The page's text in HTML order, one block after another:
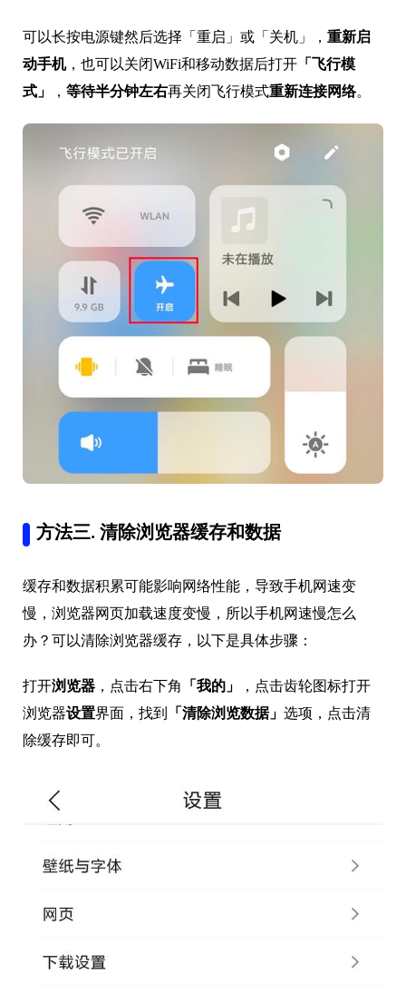
可以长按电源键然后选择「重启」或「关机」， 重新启
动手机，也可以关闭WiFi和移动数据后打开 「飞行模
式」
， 等待半分钟左右再关闭飞行模式重新连接网络。
方法三. 清除浏览器缓存和数据
缓存和数据积累可能影响网络性能，导致手机网速变
慢，浏览器网页加载速度变慢，所以手机网速慢怎么
办？可以清除浏览器缓存，以下是具体步骤：
打开浏览器 ，点击右下角 「我的」
，点击齿轮图标打开
浏览器设置界面，找到 「清除浏览数据」 选项，点击清
除缓存即可。